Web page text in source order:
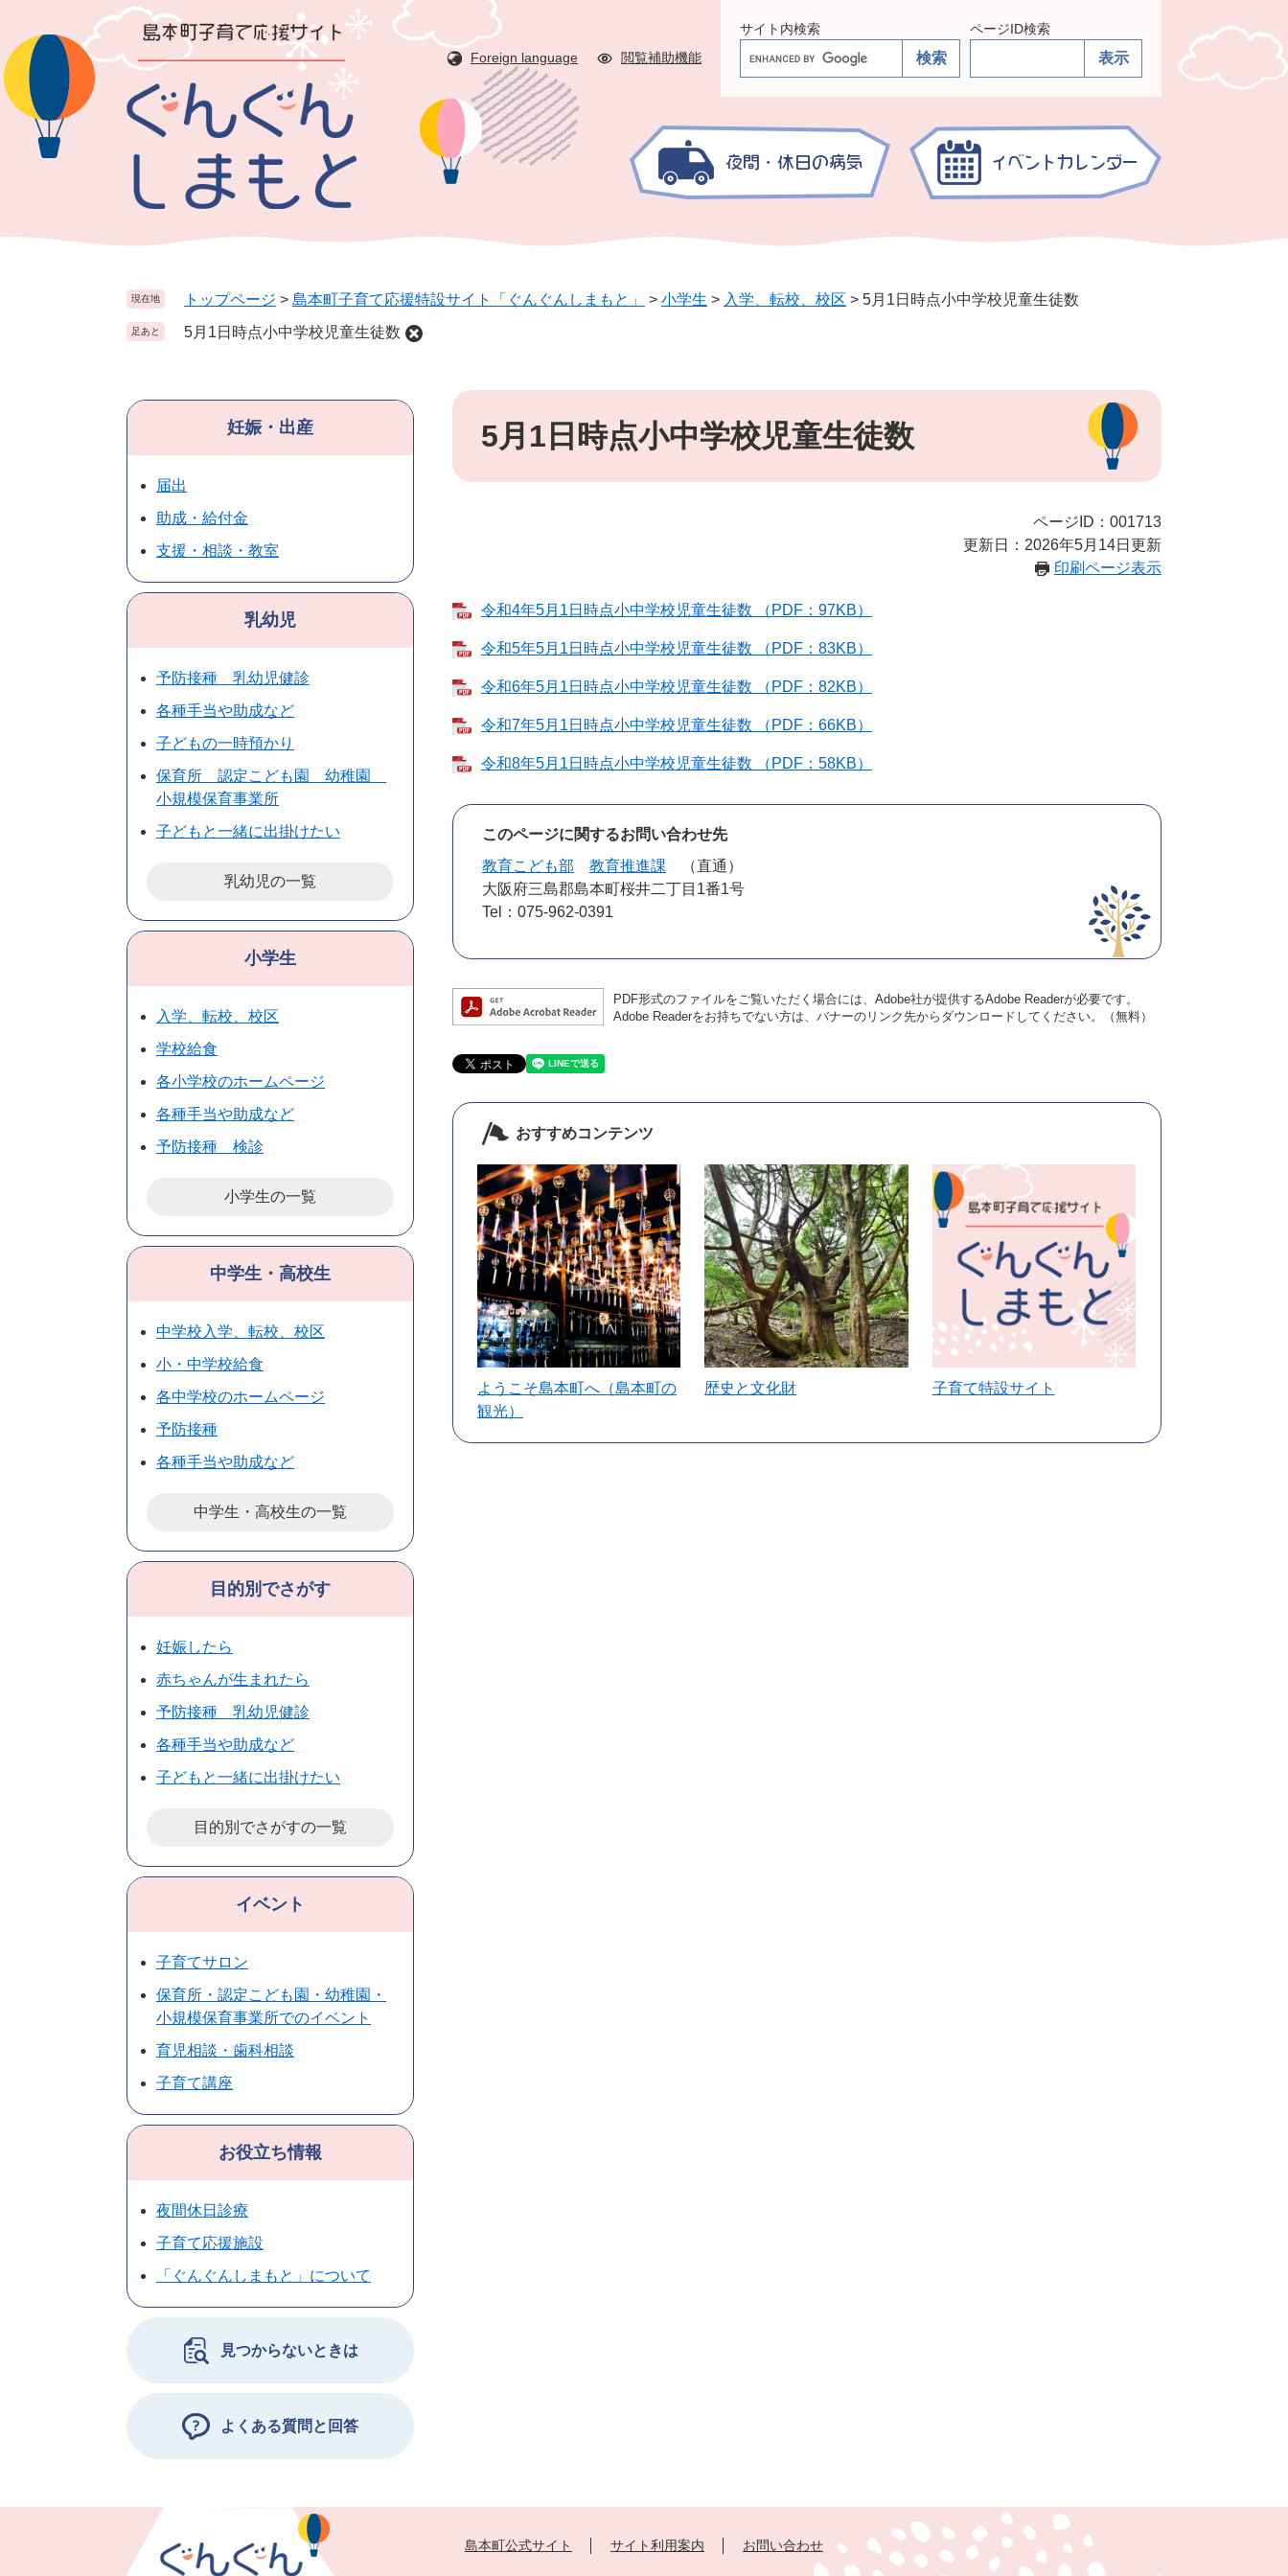
ジ
の
先
ュ
ー
を
文
Foreign language 閲覧補助機能
サイト内検索
G
o
o
e
索
ページID検索
現在地 トップページ > 島本町子育て応援特設サイト「ぐんぐんしまもと」 > 小学生 > 入学、転校、校区 > 5月1日時点小中学校児童生徒数
足あと 5月1日時点小中学校児童生徒数
本
5月1日時点小中学校児童生徒数
ページID：001713
更新日：2026年5月14日更新
印刷ページ表示
令和4年5月1日時点小中学校児童生徒数 （PDF：97KB）
令和5年5月1日時点小中学校児童生徒数 （PDF：83KB）
令和6年5月1日時点小中学校児童生徒数 （PDF：82KB）
令和7年5月1日時点小中学校児童生徒数 （PDF：66KB）
令和8年5月1日時点小中学校児童生徒数 （PDF：58KB）
このページに関するお問い合わせ先
教育こども部
教育推進課
直通
大阪府三島郡島本町桜井二丁目1番1号
Tel：075-962-0391
PDF形式のファイルをご覧いただく場合には、Adobe社が提供するAdobe Readerが必要です。
Adobe Readerをお持ちでない方は、バナーのリンク先からダウンロードしてください。（無料）
おすすめコンテンツ
ようこそ島本町へ（島本町の
観光）
歴史と文化財 子育て特設サイト
妊娠・出産
届出
助成・給付金
支援・相談・教室
乳幼児
予防接種 乳幼児健診
各種手当や助成など
子どもの一時預かり
保育所 認定こども園 幼稚園
小規模保育事業所
子どもと一緒に出掛けたい
乳幼児の一覧
小学生
入学、転校、校区
学校給食
各小学校のホームページ
各種手当や助成など
予防接種 検診
小学生の一覧
中学生・高校生
中学校入学、転校、校区
小・中学校給食
各中学校のホームページ
予防接種
各種手当や助成など
中学生・高校生の一覧
目的別でさがす
妊娠したら
赤ちゃんが生まれたら
予防接種 乳幼児健診
各種手当や助成など
子どもと一緒に出掛けたい
目的別でさがすの一覧
イベント
子育てサロン
保育所・認定こども園・幼稚園・
小規模保育事業所でのイベント
育児相談・歯科相談
子育て講座
お役立ち情報
夜間休日診療
子育て応援施設
「ぐんぐんしまもと」について
見つからないときは
よくある質問と回答
島本町公式サイト サイト利用案内 お問い合わせ